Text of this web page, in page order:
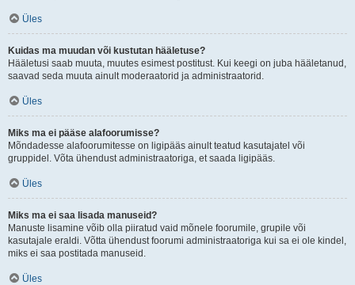
Üles
Kuidas ma muudan või kustutan hääletuse?
Hääletusi saab muuta, muutes esimest postitust. Kui keegi on juba hääletanud,
saavad seda muuta ainult moderaatorid ja administraatorid.
Üles
Miks ma ei pääse alafoorumisse?
Mõndadesse alafoorumitesse on ligipääs ainult teatud kasutajatel või
gruppidel. Võta ühendust administraatoriga, et saada ligipääs.
Üles
Miks ma ei saa lisada manuseid?
Manuste lisamine võib olla piiratud vaid mõnele foorumile, grupile või
kasutajale eraldi. Võtta ühendust foorumi administraatoriga kui sa ei ole kindel,
miks ei saa postitada manuseid.
Üles